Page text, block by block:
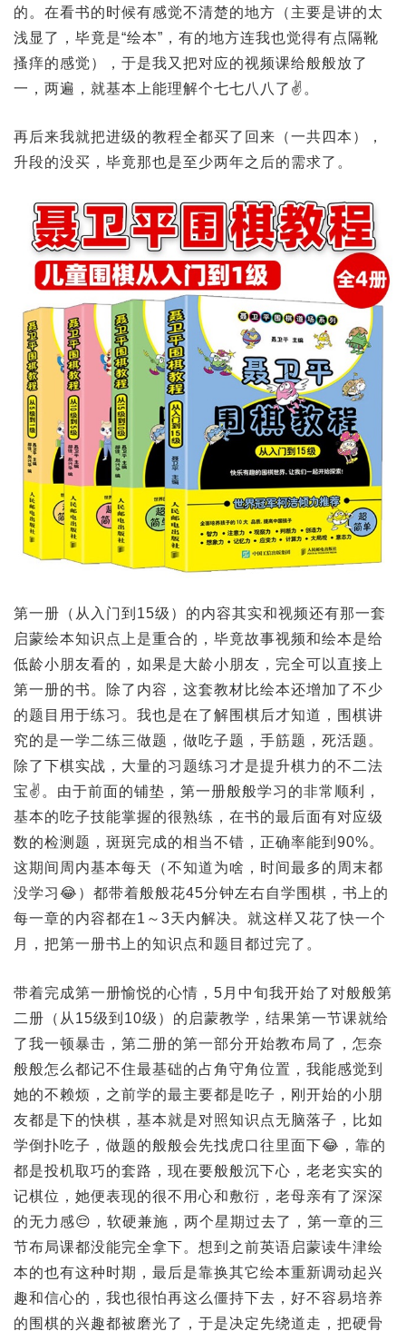
的。在看书的时候有感觉不清楚的地方（主要是讲的太
浅显了，毕竟是“绘本”，有的地方连我也觉得有点隔靴
搔痒的感觉），于是我又把对应的视频课给般般放了
一，两遍，就基本上能理解个七七八八了✌️。
再后来我就把进级的教程全都买了回来（一共四本），
升段的没买，毕竟那也是至少两年之后的需求了。
第一册（从入门到15级）的内容其实和视频还有那一套
启蒙绘本知识点上是重合的，毕竟故事视频和绘本是给
低龄小朋友看的，如果是大龄小朋友，完全可以直接上
第一册的书。除了内容，这套教材比绘本还增加了不少
的题目用于练习。我也是在了解围棋后才知道，围棋讲
究的是一学二练三做题，做吃子题，手筋题，死活题。
除了下棋实战，大量的习题练习才是提升棋力的不二法
宝✌️。由于前面的铺垫，第一册般般学习的非常顺利，
基本的吃子技能掌握的很熟练，在书的最后面有对应级
数的检测题，斑斑完成的相当不错，正确率能到90%。
这期间周内基本每天（不知道为啥，时间最多的周末都
没学习😂）都带着般般花45分钟左右自学围棋，书上的
每一章的内容都在1～3天内解决。就这样又花了快一个
月，把第一册书上的知识点和题目都过完了。
带着完成第一册愉悦的心情，5月中旬我开始了对般般第
二册（从15级到10级）的启蒙教学，结果第一节课就给
了我一顿暴击，第二册的第一部分开始教布局了，怎奈
般般怎么都记不住最基础的占角守角位置，我能感觉到
她的不赖烦，之前学的最主要都是吃子，刚开始的小朋
友都是下的快棋，基本就是对照知识点无脑落子，比如
学倒扑吃子，做题的般般会先找虎口往里面下😂，靠的
都是投机取巧的套路，现在要般般沉下心，老老实实的
记棋位，她便表现的很不用心和敷衍，老母亲有了深深
的无力感😔，软硬兼施，两个星期过去了，第一章的三
节布局课都没能完全拿下。想到之前英语启蒙读牛津绘
本的也有这种时期，最后是靠换其它绘本重新调动起兴
趣和信心的，我也很怕再这么僵持下去，好不容易培养
的围棋的兴趣都被磨光了，于是决定先绕道走，把硬骨